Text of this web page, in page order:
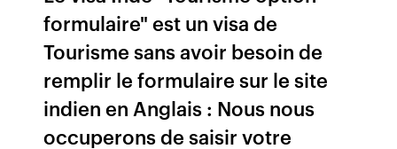
formulaire" est un visa de
Tourisme sans avoir besoin de
remplir le formulaire sur le site
indien en Anglais : Nous nous
occuperons de saisir votre